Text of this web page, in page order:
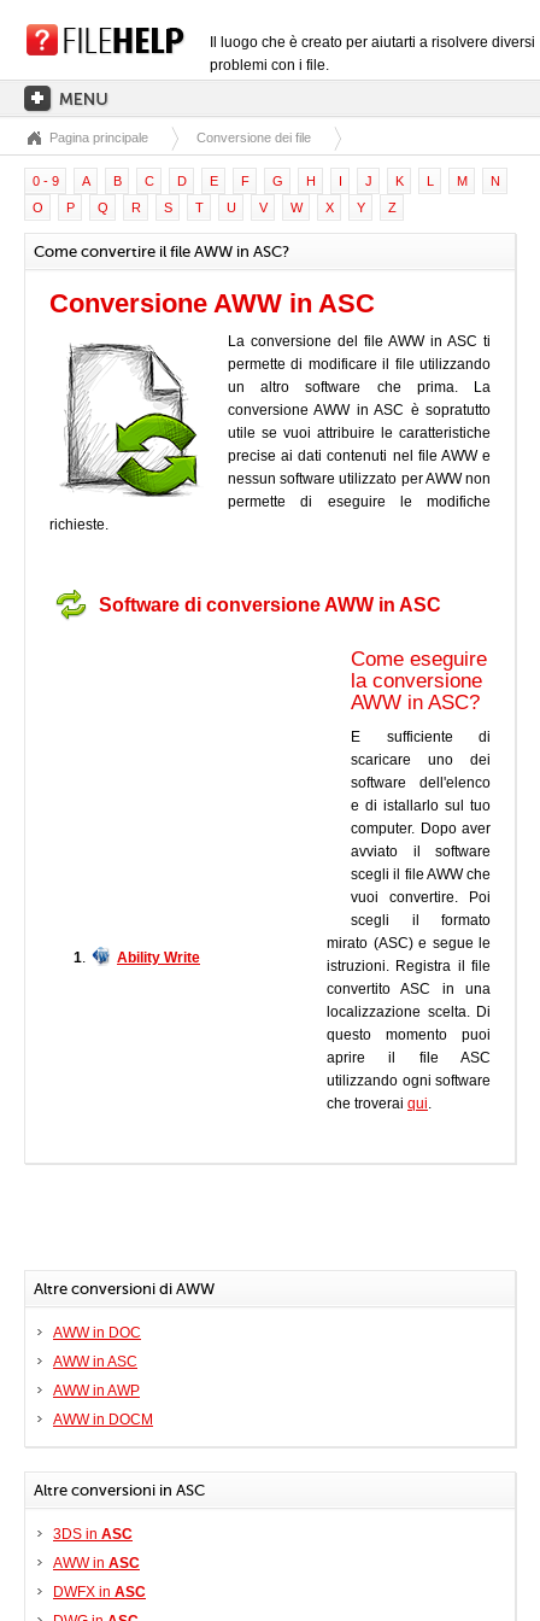
Il luogo che è creato per aiutarti a risolvere diversi
problemi con i file.
PAGINA PRINCIPALE
CATEGORIE DELLE ESTENSIONI
CATEGORIE DEI DRIVER
FILE DLL
CONVERSIONI DI FILE
SOFTWARE
Pagina principale Conversione dei file
0 - 9 A B C D E F G H I J K L M
N
O
P Q R S T U V W X Y Z
Come convertire il file AWW in ASC?
Conversione AWW in ASC
La conversione del file AWW in ASC ti
permette di modificare il file utilizzando
un altro software che prima. La
conversione AWW in ASC è sopratutto
utile se vuoi attribuire le caratteristiche
precise ai dati contenuti nel file AWW e
nessun software utilizzato per AWW non
permette di eseguire le modifiche
richieste.
Software di conversione AWW in ASC
1 Ability Write
Come eseguire
la conversione
AWW in ASC?
E sufficiente di
scaricare uno dei
software dell'elenco
e di istallarlo sul tuo
computer. Dopo aver
avviato il software
scegli il file AWW che
vuoi convertire. Poi
scegli il formato
mirato (ASC) e segue le
istruzioni. Registra il file
convertito ASC in una
localizzazione scelta. Di
questo momento puoi
aprire il file ASC
utilizzando ogni software
che troverai qui.
Altre conversioni di AWW
AWW in DOC
AWW in ASC
AWW in AWP
AWW in DOCM
Altre conversioni in ASC
3DS in ASC
AWW in ASC
DWFX in ASC